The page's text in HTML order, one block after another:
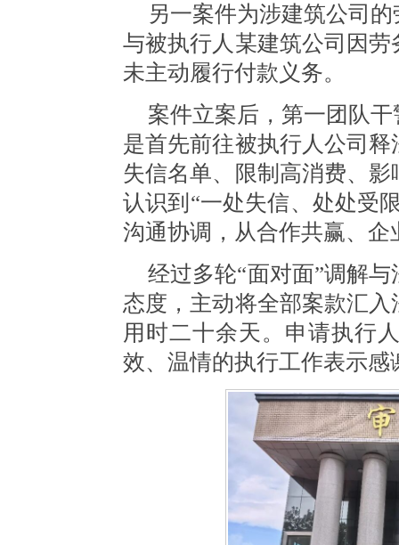
另一案件为涉建筑公司
与被执行人某建筑公司因
未主动履行付款义务。
案件立案后，第一团队
是首先前往被执行人公司
失信名单、限制高消费、
认识到 “一处失信、处处受
沟通协调，从合作共赢、
经过多轮“面对面”调解
态度，主动将全部案款汇
用时二十余天。申请执行
效、温情的执行工作表示感